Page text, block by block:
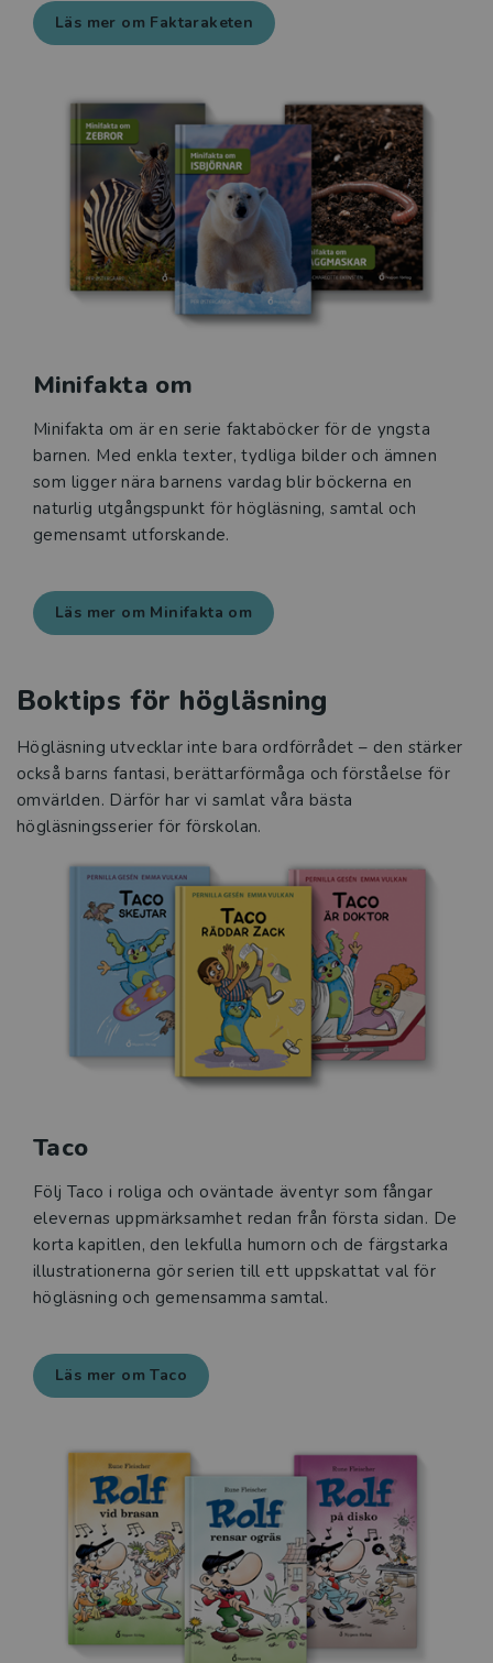
Läs mer om Faktaraketen
Minifakta om
Minifakta om är en serie faktaböcker för de yngsta
barnen. Med enkla texter, tydliga bilder och ämnen
som ligger nära barnens vardag blir böckerna en
naturlig utgångspunkt för högläsning, samtal och
gemensamt utforskande.
Läs mer om Minifakta om
Boktips för högläsning
Högläsning utvecklar inte bara ordförrådet – den stärker
också barns fantasi, berättarförmåga och förståelse för
omvärlden. Därför har vi samlat våra bästa
högläsningsserier för förskolan.
Taco
Följ Taco i roliga och oväntade äventyr som fångar
elevernas uppmärksamhet redan från första sidan. De
korta kapitlen, den lekfulla humorn och de färgstarka
illustrationerna gör serien till ett uppskattat val för
högläsning och gemensamma samtal.
Läs mer om Taco